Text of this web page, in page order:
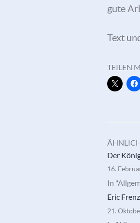
gute
Text
TEILEN
Der
16.
In
Eric
21.